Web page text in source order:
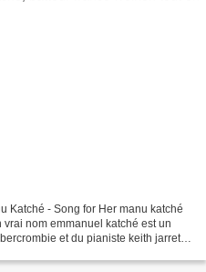
Katché - Song for Her manu katché
nom emmanuel katché est un
et du pianiste keith jarrett,